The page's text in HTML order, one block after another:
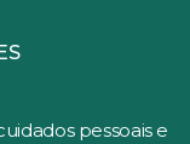
pessoais e